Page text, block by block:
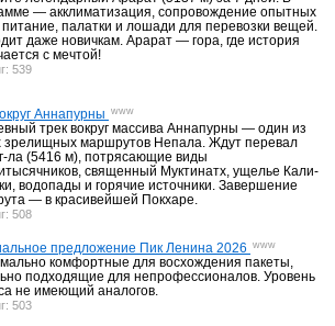
13
восхождения 11
в Узбекистане 6
— акклиматизация, сопровождение опытных
питание, палатки и лошади для перевозки вещей.
даже новичкам. Арарат — гора, где история
с мечтой!
539
Аннапурны www
трек вокруг массива Аннапурны — один из
зрелищных маршрутов Непала. Ждут перевал
ла (5416 м), потрясающие виды
священный Муктинатх, ущелье Кали-
водопады и горячие источники. Завершение
— в красивейшей Покхаре.
508
предложение Пик Ленина 2026 www
комфортные для восхождения пакеты,
подходящие для непрофессионалов. Уровень
не имеющий аналогов.
503